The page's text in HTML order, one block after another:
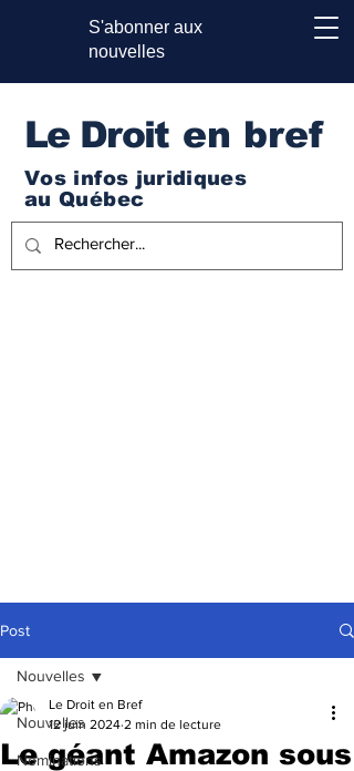
S'abonner aux
nouvelles
Le Droit en bref
Vos infos juridiques
au Québec
Post
Nouvelles
Nominations
Nouvelles
Le géant Amazon sous
Le Droit en Bref
12 juin 2024 2 min de lecture